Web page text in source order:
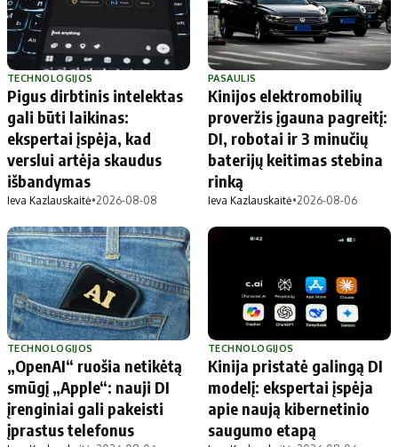
TECHNOLOGIJOS
Pigus dirbtinis intelektas
gali būti laikinas:
ekspertai įspėja, kad
verslui artėja skaudus
išbandymas
Ieva Kazlauskaitė•2026-08-08
PASAULIS
Kinijos elektromobilių
proveržis įgauna pagreitį:
DI, robotai ir 3 minučių
baterijų keitimas stebina
rinką
Ieva Kazlauskaitė•2026-08-06
TECHNOLOGIJOS
„OpenAI“ ruošia netikėtą
smūgį „Apple“: nauji DI
įrenginiai gali pakeisti
įprastus telefonus
TECHNOLOGIJOS
Kinija pristatė galingą DI
modelį: ekspertai įspėja
apie naują kibernetinio
saugumo etapą